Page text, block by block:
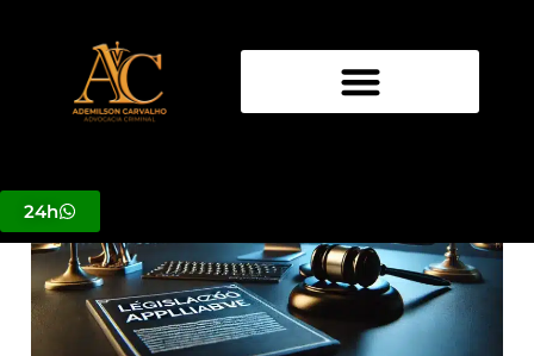
conteúdo
24h